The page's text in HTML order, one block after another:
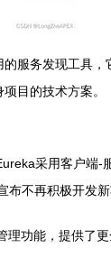
服务发现工具
目的技术方案。
采用客户端-
不再积极开发新
功能，提供了